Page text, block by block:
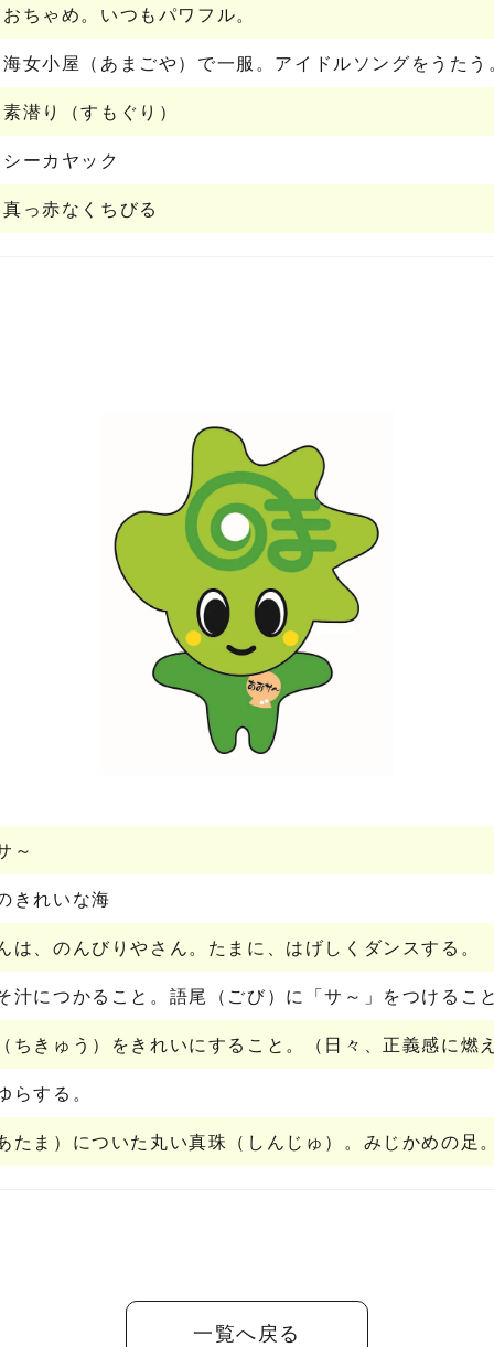
おちゃめ。いつもパワフル。
海女小屋（あまごや）で一服。アイドルソングをうたう
素潜り（すもぐり）
シーカヤック
真っ赤なくちびる
～
きれいな海
は、のんびりやさん。たまに、はげしくダンスする。
汁につかること。語尾（ごび）に「サ～」をつけるこ
ちきゅう）をきれいにすること。（日々、正義感に燃
らする。
たま）についた丸い真珠（しんじゅ）。みじかめの足
一覧へ戻る